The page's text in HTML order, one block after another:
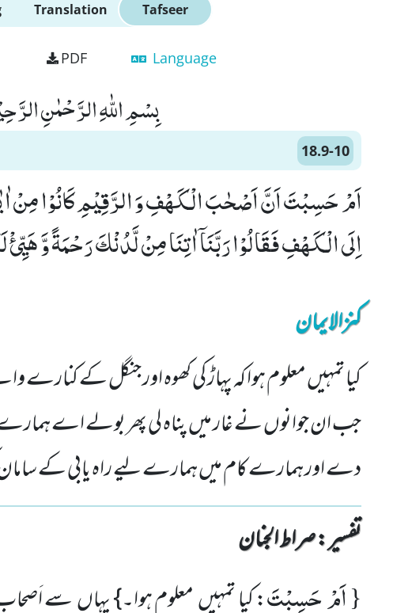
Translation Tafseer
PDF Language
بِسْمِ اللّٰهِ الرَّحْمٰنِ
18.9-10
اِلَى الْـكَهْفِ فَقَالُوْا رَبَّنَاۤ اٰتِنَا مِنْ لَّدُنْكَ رَحْمَةً وَّ هَیِّئْ
کنزالایمان
کیا تمہیں معلوم ہوا کہ پہاڑ کی کھوہ اور جنگل کے
جب ان جوانوں نے غار میں پناہ لی پھر بولے اے
دے اور ہمارے کام میں ہمارے لیے راہ یابی کے
تفسیر : ‎صراط الجنان
{اَمْ حَسِبْتَ: کیا تمہیں معلوم ہوا۔} یہاں سے